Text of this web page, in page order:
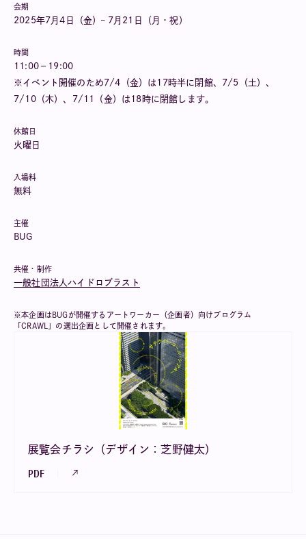
会期
2025年7月4日（金）– 7月21日（月・祝）
時間
11:00－19:00
※イベント開催のため7/4（金）は17時半に閉館、7/5（土）、
7/10（木）、
7/11 （金）は18時に閉館します。
休館日
火曜日
入場料
無料
主催
BUG
共催・制作
一般社団法人ハイドロブラスト
※本企画はBUGが開催するアートワーカー（企画者）向けプログラム
「CRAWL」の選出企画として開催されます。
展覧会チラシ（デザイン：芝野健太）
PDF